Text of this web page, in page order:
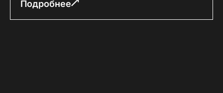
Подробнее